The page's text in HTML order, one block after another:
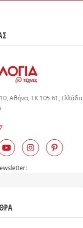
Αθήνα, ΤΚ 105 61, Ελλάδα